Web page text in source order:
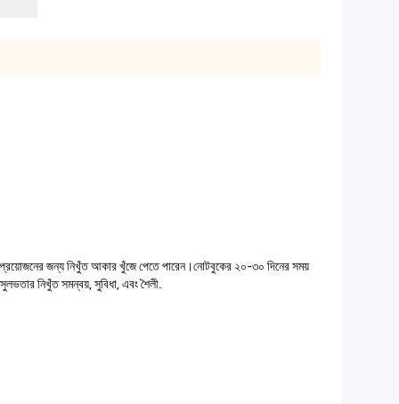
জন্য নিখুঁত আকার খুঁজে পেতে পারেন।নোটবুকের ২০-৩০ দিনের সময়
নিখুঁত সমন্বয়, সুবিধা, এবং শৈলী.